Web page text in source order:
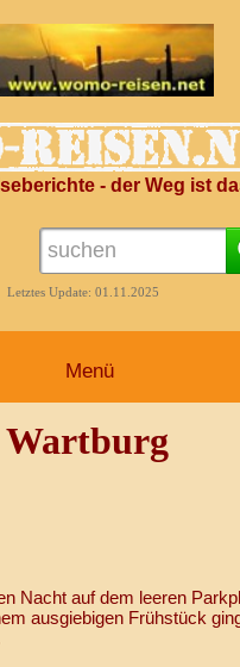
- der Weg ist
Letztes Update: 01.11.2025
Menü
Wartburg
Nacht auf dem leeren
ausgiebigen Frühstück